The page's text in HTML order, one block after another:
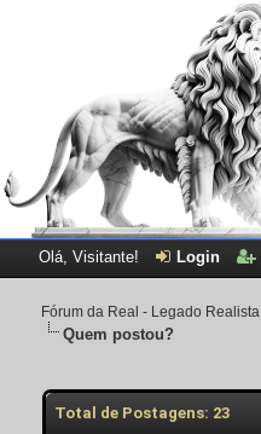
Olá, Visitante! Login
Fórum da Real - Legado Realista
Quem postou?
Total de Postagens: 23